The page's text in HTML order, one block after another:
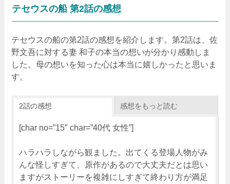
テセウスの船 第2話の感想
テセウスの船の第2話の感想を紹介します。第2話は、佐
野文吾に対する妻 和子の本当の想いが分かり感動しま
した。母の想いを知った心は本当に嬉しかったと思いま
す。
2話の感想 感想をもっと読む
[char no=”15″ char=”40代 女性”]
ハラハラしながら観ました。出てくる登場人物がみ
んな怪しすぎて、原作があるので大丈夫だとは思い
ますがストーリーを複雑にしすぎて終わり方が満足